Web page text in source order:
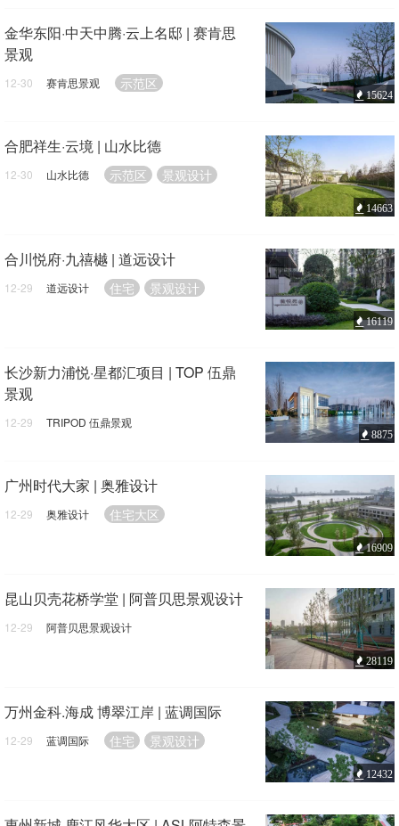
金华东阳·中天中腾·云上名邸 | 赛肯思
景观
12-30 赛肯思景观 示范区
15624
合肥祥生·云境 | 山水比德
12-30 山水比德 示范区 景观设计
14663
合川悦府·九禧樾 | 道远设计
12-29 道远设计 住宅 景观设计
16119
长沙新力浦悦·星都汇项目 | TOP 伍鼎
景观
12-29 TRIPOD 伍鼎景观
8875
广州时代大家 | 奥雅设计
12-29 奥雅设计 住宅大区
16909
昆山贝壳花桥学堂 | 阿普贝思景观设计
12-29 阿普贝思景观设计
28119
万州金科.海成 博翠江岸 | 蓝调国际
12-29 蓝调国际 住宅 景观设计
12432